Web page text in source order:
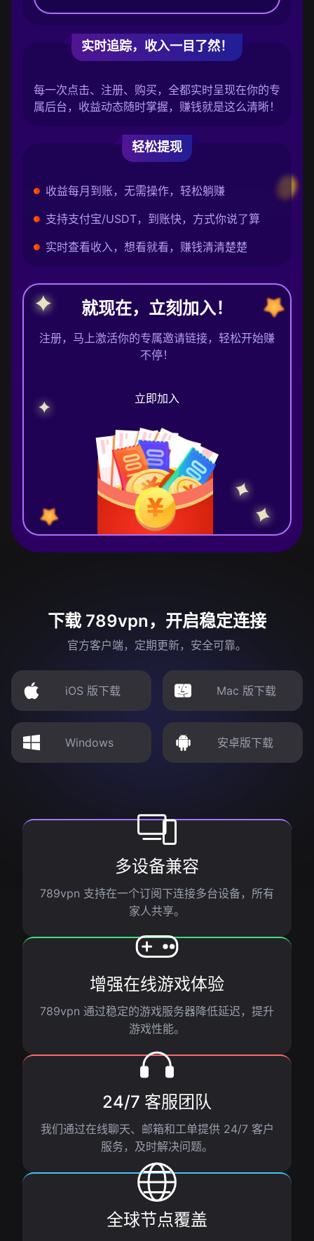
实时追踪，收入一目了然！
每一次点击、注册、购买，全都实时呈现在你的专
属后台，收益动态随时掌握，赚钱就是这么清晰！
轻松提现
收益每月到账，无需操作，轻松躺赚
支持支付宝/USDT，到账快，方式你说了算
实时查看收入，想看就看，赚钱清清楚楚
就现在，立刻加入！
注册，马上激活你的专属邀请链接，轻松开始赚
不停！
立即加入
下载 789vpn，开启稳定连接
官方客户端，定期更新，安全可靠。
iOS 版下载 Mac 版下载
Windows 安卓版下载
多设备兼容
789vpn 支持在一个订阅下连接多台设备，所有
家人共享。
增强在线游戏体验
789vpn 通过稳定的游戏服务器降低延迟，提升
游戏性能。
24/7 客服团队
我们通过在线聊天、邮箱和工单提供 24/7 客户
服务，及时解决问题。
全球节点覆盖